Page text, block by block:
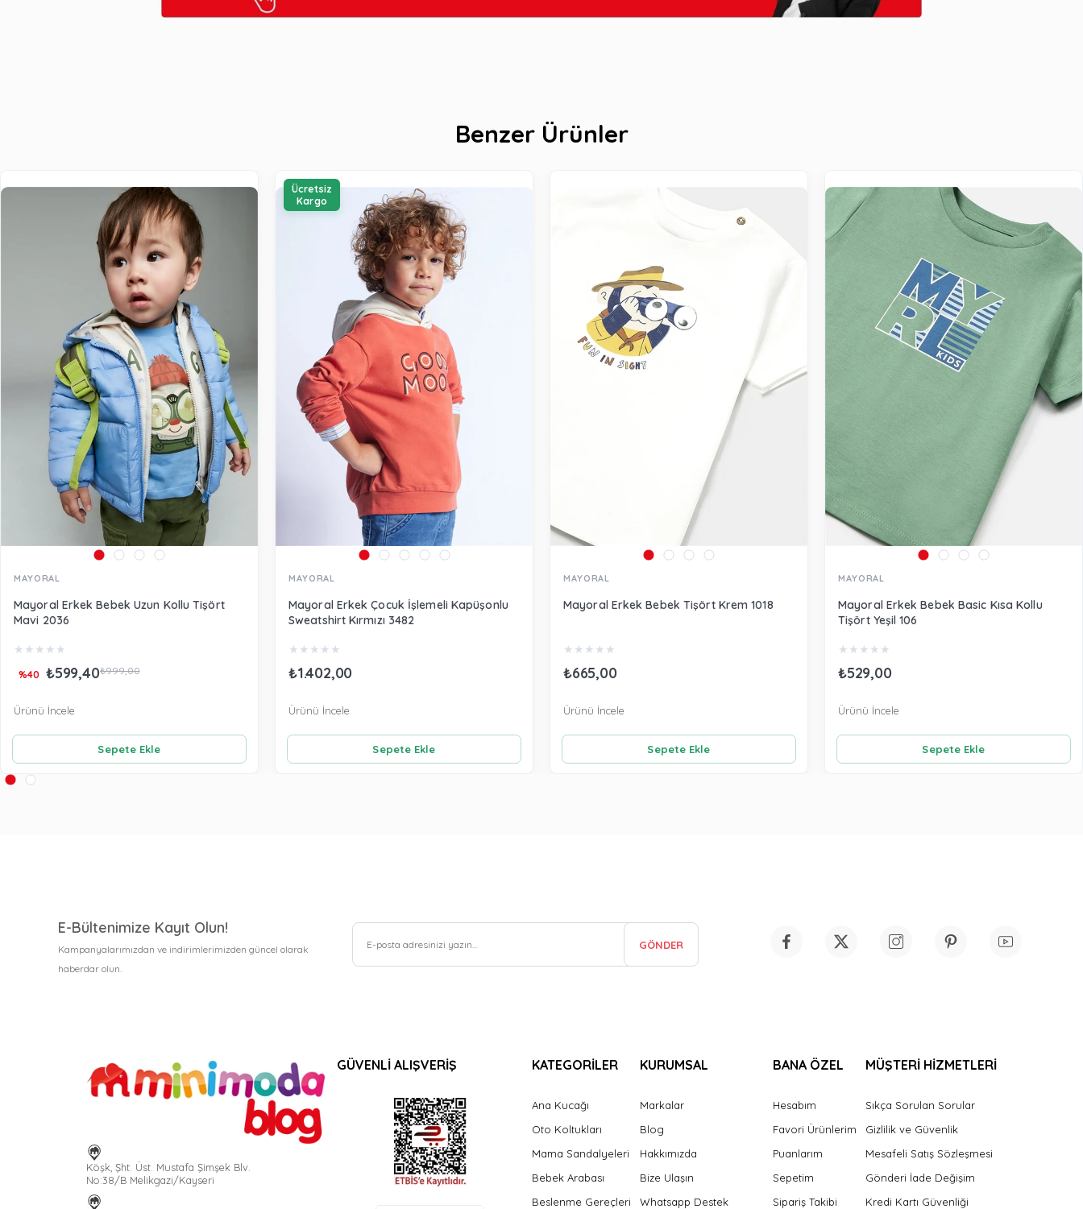
Benzer Ürünler
MAYORAL
Mayoral Erkek Bebek Uzun Kollu Tişört
Mavi 2036
★ ★ ★ ★ ★
₺599,40₺999,00
%40
Sepete Ekle
Ürünü İncele
MAYORAL
Mayoral Erkek Çocuk İşlemeli Kapüşonlu
Sweatshirt Kırmızı 3482
★ ★ ★ ★ ★
₺1.402,00
Sepete Ekle
Ürünü İncele
Ücretsiz
Kargo
MAYORAL
Mayoral Erkek Bebek Tişört Krem 1018
★ ★ ★ ★ ★
₺665,00
Sepete Ekle
Ürünü İncele
MAYORAL
Mayoral Erkek Bebek Basic Kısa Kollu
Tişört Yeşil 106
★ ★ ★ ★ ★
₺529,00
Sepete Ekle
Ürünü İncele
E-Bültenimize Kayıt Olun!
Kampanyalarımızdan ve indirimlerimizden güncel olarak
haberdar olun.
GÖNDER
Köşk, Şht. Üst. Mustafa Şimşek Blv.
No:38/B Melikgazi/Kayseri
GÜVENLİ ALIŞVERİŞ KATEGORİLER
Ana Kucağı
Oto Koltukları
Mama Sandalyeleri
Bebek Arabası
Beslenme Gereçleri
KURUMSAL
Markalar
Blog
Hakkımızda
Bize Ulaşın
Whatsapp Destek
BANA ÖZEL
Hesabım
Favori Ürünlerim
Puanlarım
Sepetim
Sipariş Takibi
MÜŞTERİ HİZMETLERİ
Sıkça Sorulan Sorular
Gizlilik ve Güvenlik
Mesafeli Satış Sözleşmesi
Gönderi İade Değişim
Kredi Kartı Güvenliği